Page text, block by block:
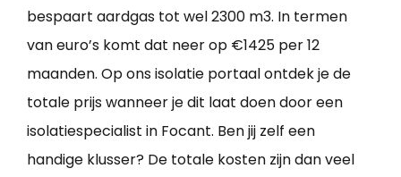
bespaart aardgas tot wel 2300 m3. In termen
van euro’s komt dat neer op €1425 per 12
maanden. Op ons isolatie portaal ontdek je de
totale prijs wanneer je dit laat doen door een
isolatiespecialist in Focant. Ben jij zelf een
handige klusser? De totale kosten zijn dan veel